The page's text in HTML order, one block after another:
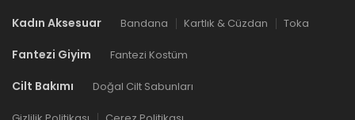
Kadın Aksesuar Bandana Kartlık & Cüzdan Toka
Fantezi Giyim Fantezi Kostüm
Cilt Bakımı Doğal Cilt Sabunları